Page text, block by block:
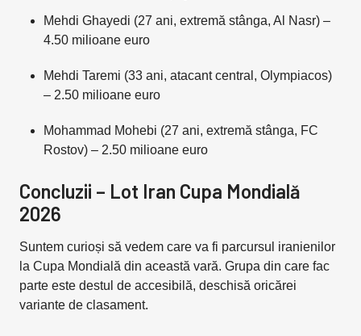
Mehdi Ghayedi (27 ani, extremă stânga, Al Nasr) –
4.50 milioane euro
Mehdi Taremi (33 ani, atacant central, Olympiacos)
– 2.50 milioane euro
Mohammad Mohebi (27 ani, extremă stânga, FC
Rostov) – 2.50 milioane euro
Concluzii – Lot Iran Cupa Mondială
2026
Suntem curioși să vedem care va fi parcursul iranienilor
la Cupa Mondială din această vară. Grupa din care fac
parte este destul de accesibilă, deschisă oricărei
variante de clasament.